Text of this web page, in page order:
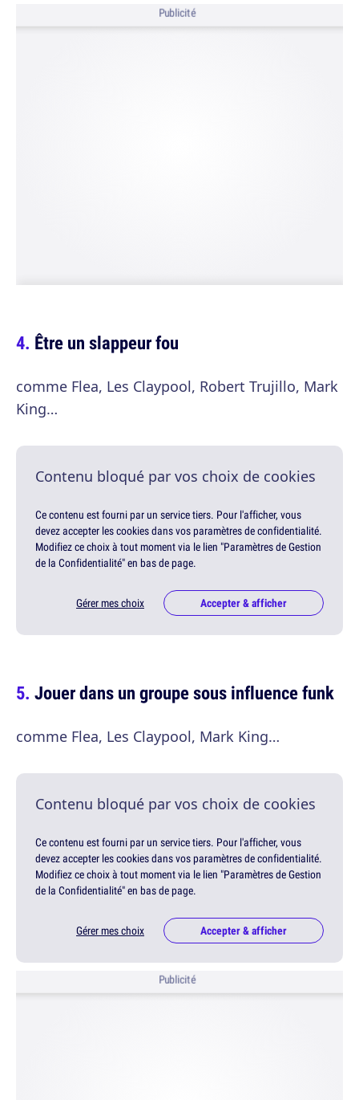
Publicité
Être un slappeur fou
comme Flea, Les Claypool, Robert Trujillo, Mark
King…
Contenu bloqué par vos choix de cookies
Ce contenu est fourni par un service tiers. Pour l'afficher, vous
devez accepter les cookies dans vos paramètres de confidentialité.
Modifiez ce choix à tout moment via le lien "Paramètres de Gestion
de la Confidentialité" en bas de page.
Gérer mes choix Accepter & afficher
Jouer dans un groupe sous influence funk
comme Flea, Les Claypool, Mark King…
Contenu bloqué par vos choix de cookies
Ce contenu est fourni par un service tiers. Pour l'afficher, vous
devez accepter les cookies dans vos paramètres de confidentialité.
Modifiez ce choix à tout moment via le lien "Paramètres de Gestion
de la Confidentialité" en bas de page.
Gérer mes choix Accepter & afficher
Publicité